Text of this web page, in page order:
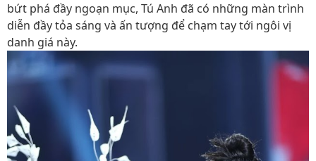
bứt phá đầy ngoạn mục, Tú Anh đã có những màn trình
diễn đầy tỏa sáng và ấn tượng để chạm tay tới ngôi vị
danh giá này.